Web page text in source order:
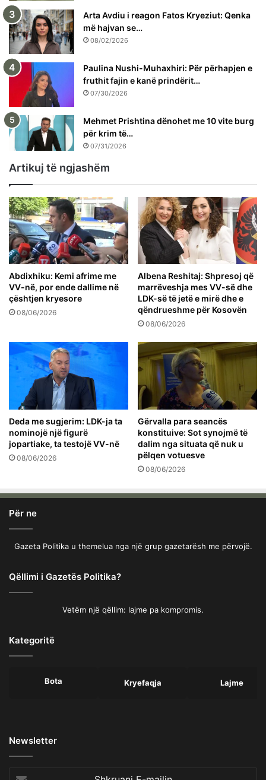
Arta Avdiu i reagon Fatos Kryeziut: Qenka
më hajvan se…
08/02/2026
Paulina Nushi-Muhaxhiri: Për përhapjen e
fruthit fajin e kanë prindërit…
07/30/2026
Mehmet Prishtina dënohet me 10 vite burg
për krim të…
07/31/2026
Artikuj të ngjashëm
Abdixhiku: Kemi afrime me
VV-në, por ende dallime në
çështjen kryesore
08/06/2026
Albena Reshitaj: Shpresoj që
marrëveshja mes VV-së dhe
LDK-së të jetë e mirë dhe e
qëndrueshme për Kosovën
08/06/2026
Deda me sugjerim: LDK-ja ta
nominojë një figurë
jopartiake, ta testojë VV-në
08/06/2026
Gërvalla para seancës
konstituive: Sot synojmë të
dalim nga situata që nuk u
pëlqen votuesve
08/06/2026
Për ne
Gazeta Politika u themelua nga një grup gazetarësh me përvojë.
Qëllimi i Gazetës Politika?
Vetëm një qëllim: lajme pa kompromis.
Kategoritë
Bota Kryefaqja Lajme
Newsletter